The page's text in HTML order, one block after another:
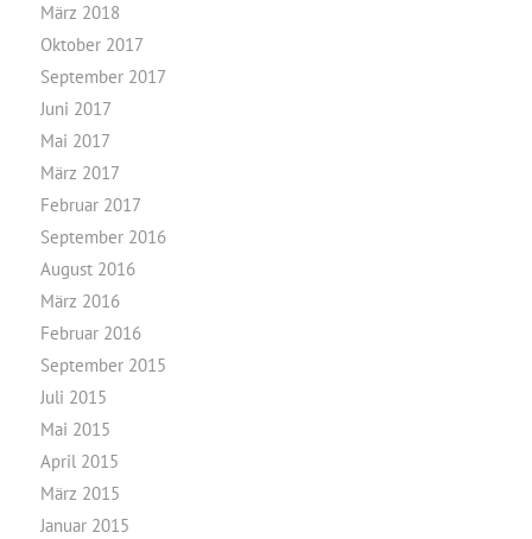
März 2018
Oktober 2017
September 2017
Juni 2017
Mai 2017
März 2017
Februar 2017
September 2016
August 2016
März 2016
Februar 2016
September 2015
Juli 2015
Mai 2015
April 2015
März 2015
Januar 2015